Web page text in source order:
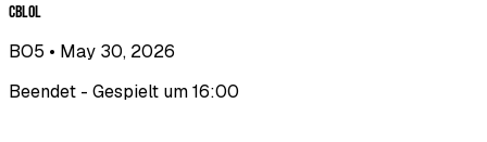
CBLOL
BO5 • May 30, 2026
Beendet - Gespielt um 16:00